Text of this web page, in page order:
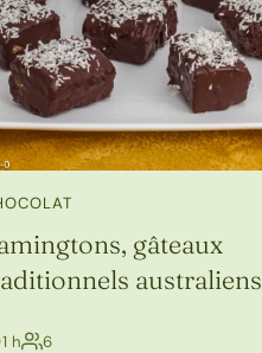
gâteaux
australiens
1 h 6personnes